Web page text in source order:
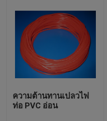
ความต้านทานเปลวไฟ
ท่อ PVC อ่อน